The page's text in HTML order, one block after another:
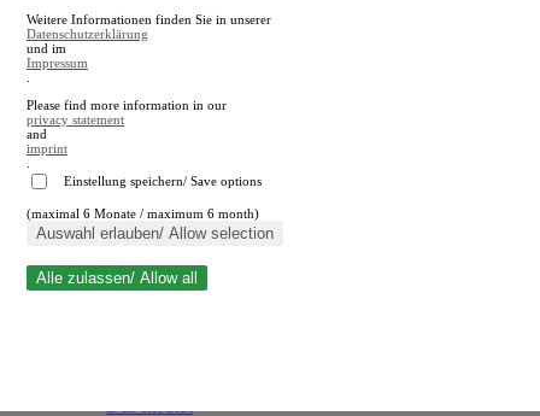
A
A
Suche schließen
Weitere Informationen finden Sie in unserer
Datenschutzerklärung
und im
Impressum
Please find more information in our
privacy statement
and
imprint
Einstellung speichern/ Save options
(maximal 6 Monate / maximum 6 month)
Auswahl erlauben/ Allow selection
Alle zulassen/ Allow all